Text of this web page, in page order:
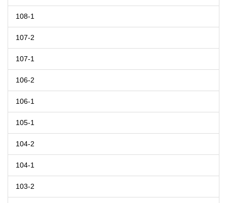
108-1
107-2
107-1
106-2
106-1
105-1
104-2
104-1
103-2